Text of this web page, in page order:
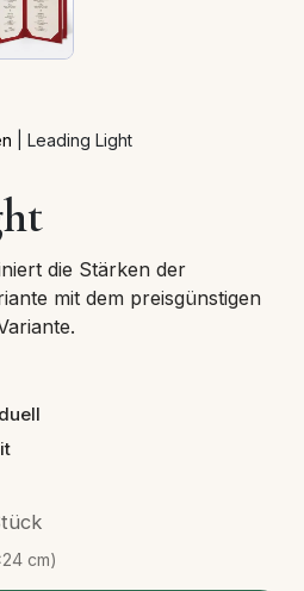
Leading Light
die Stärken der
mit dem preisgünstigen
cm)